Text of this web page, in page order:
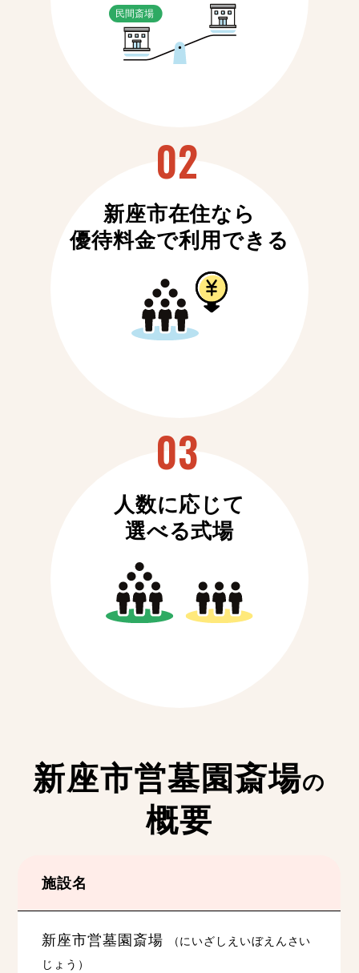
新座市在住なら
優待料金で利用できる
人数に応じて
選べる式場
新座市営墓園斎場の
概要
施設名
新座市営墓園斎場
（にいざしえいぼえんさい
じょう）